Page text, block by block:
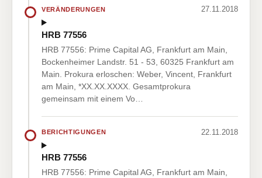
VERÄNDERUNGEN 27.11.2018
HRB 77556
HRB 77556: Prime Capital AG, Frankfurt am Main,
Bockenheimer Landstr. 51 - 53, 60325 Frankfurt am
Main. Prokura erloschen: Weber, Vincent, Frankfurt
am Main, *XX.XX.XXXX. Gesamtprokura
gemeinsam mit einem Vo…
BERICHTIGUNGEN 22.11.2018
HRB 77556
HRB 77556: Prime Capital AG, Frankfurt am Main,